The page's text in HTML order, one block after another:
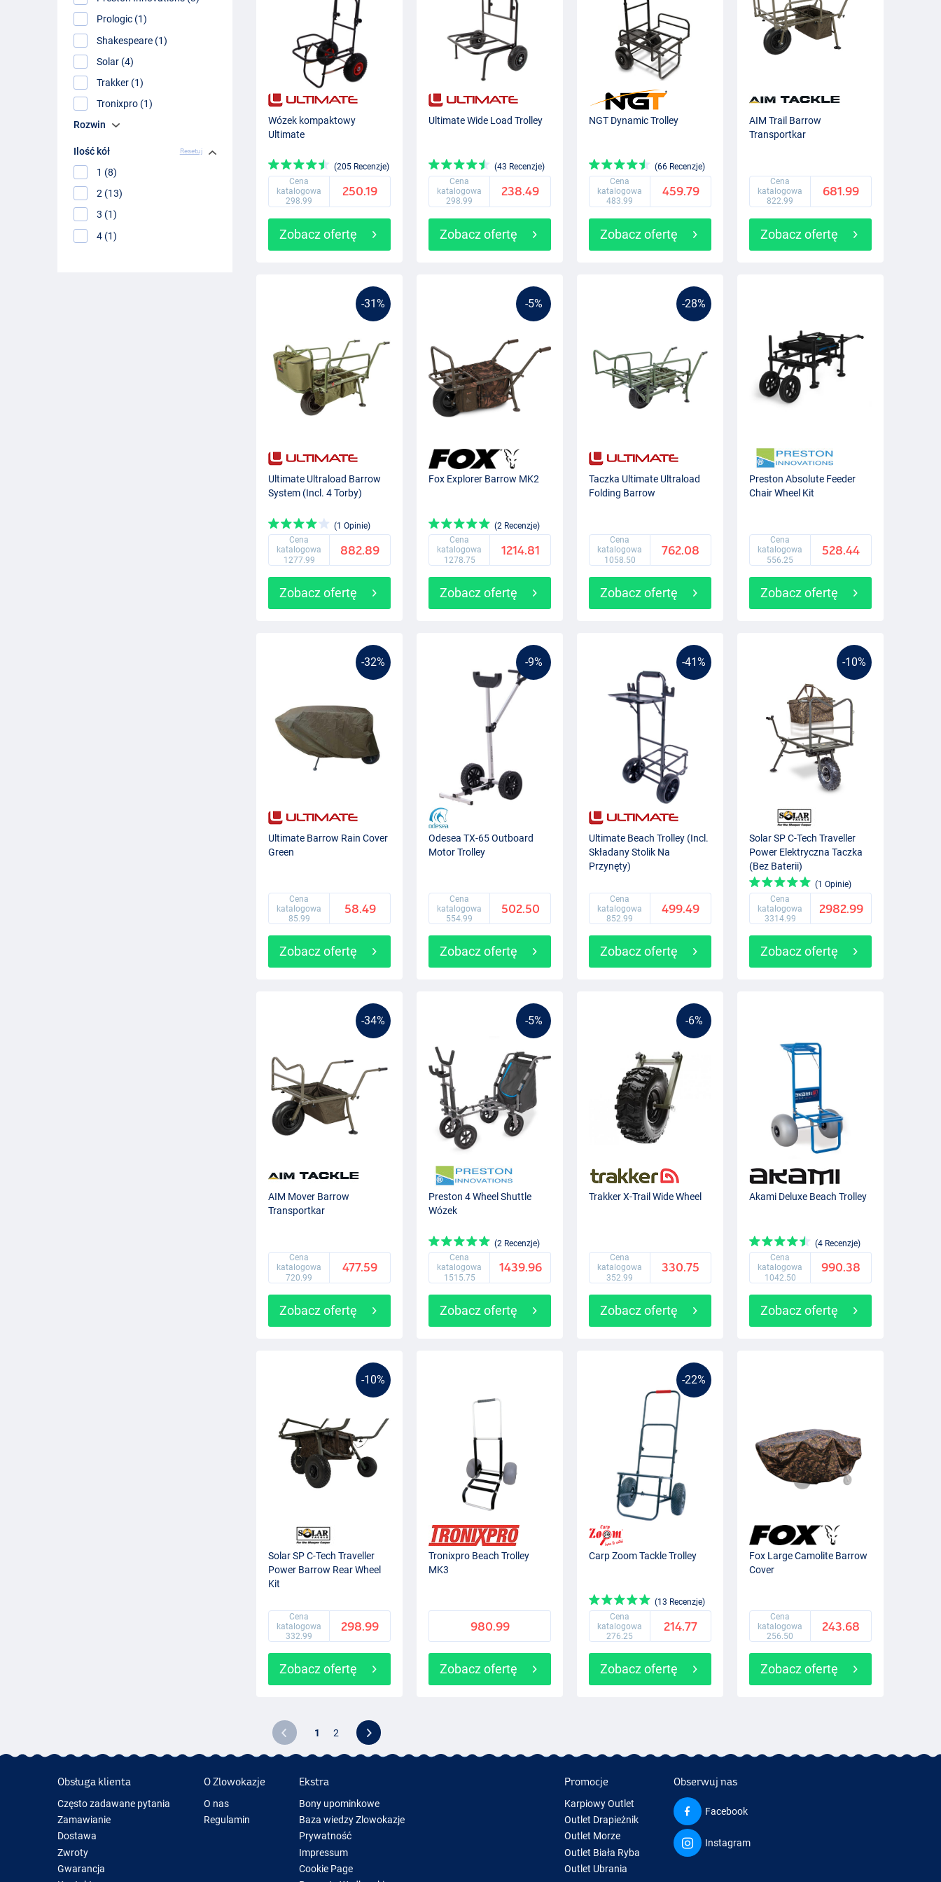
Prologic (1)
Shakespeare (1)
Solar (4)
Trakker (1)
Tronixpro (1)
Rozwin
Ilość kół Resetuj
1 (8)
2 (13)
3 (1)
4 (1)
Wózek kompaktowy
Ultimate
(205 Recenzje)
Cena
katalogowa
298.99
250.19
Zobacz ofertę
Ultimate Wide Load Trolley
(43 Recenzje)
Cena
katalogowa
298.99
238.49
Zobacz ofertę
NGT Dynamic Trolley
(66 Recenzje)
Cena
katalogowa
483.99
459.79
Zobacz ofertę
AIM Trail Barrow
Transportkar
Cena
katalogowa
822.99
681.99
Zobacz ofertę
-31%
Ultimate Ultraload Barrow
System (Incl. 4 Torby)
(1 Opinie)
Cena
katalogowa
1277.99
882.89
Zobacz ofertę
-5%
Fox Explorer Barrow MK2
(2 Recenzje)
Cena
katalogowa
1278.75
1214.81
Zobacz ofertę
-28%
Taczka Ultimate Ultraload
Folding Barrow
Cena
katalogowa
1058.50
762.08
Zobacz ofertę
Preston Absolute Feeder
Chair Wheel Kit
Cena
katalogowa
556.25
528.44
Zobacz ofertę
-32%
Ultimate Barrow Rain Cover
Green
Cena
katalogowa
85.99
58.49
Zobacz ofertę
-9%
Odesea TX-65 Outboard
Motor Trolley
Cena
katalogowa
554.99
502.50
Zobacz ofertę
-41%
Ultimate Beach Trolley (Incl.
Składany Stolik Na
Przynęty)
Cena
katalogowa
852.99
499.49
Zobacz ofertę
-10%
Solar SP C-Tech Traveller
Power Elektryczna Taczka
(Bez Baterii)
(1 Opinie)
Cena
katalogowa
3314.99
2982.99
Zobacz ofertę
-34%
AIM Mover Barrow
Transportkar
Cena
katalogowa
720.99
477.59
Zobacz ofertę
-5%
Preston 4 Wheel Shuttle
Wózek
(2 Recenzje)
Cena
katalogowa
1515.75
1439.96
Zobacz ofertę
-6%
Trakker X-Trail Wide Wheel
Cena
katalogowa
352.99
330.75
Zobacz ofertę
Akami Deluxe Beach Trolley
(4 Recenzje)
Cena
katalogowa
1042.50
990.38
Zobacz ofertę
-10%
Solar SP C-Tech Traveller
Power Barrow Rear Wheel
Kit
Cena
katalogowa
332.99
298.99
Zobacz ofertę
Tronixpro Beach Trolley
MK3
980.99
Zobacz ofertę
-22%
Carp Zoom Tackle Trolley
(13 Recenzje)
Cena
katalogowa
276.25
214.77
Zobacz ofertę
Fox Large Camolite Barrow
Cover
Cena
katalogowa
256.50
243.68
Zobacz ofertę
1 2
Obsługa klienta
Często zadawane pytania
Zamawianie
Dostawa
Zwroty
Gwarancja
O Zlowokazje
O nas
Regulamin
Ekstra
Bony upominkowe
Baza wiedzy Zlowokazje
Prywatność
Impressum
Cookie Page
Promocje
Karpiowy Outlet
Outlet Drapieżnik
Outlet Morze
Outlet Biała Ryba
Outlet Ubrania
Obserwuj nas
Facebook
Instagram